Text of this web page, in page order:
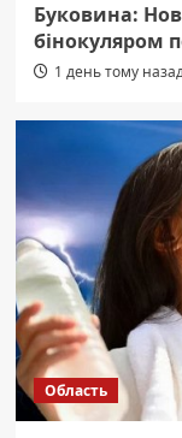
Буковина:
бінокуляром
1 день тому
Область